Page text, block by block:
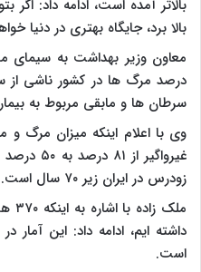
بالاتر آمده است، ادامه داد:
بالا برد، جایگاه بهتری در دنیا
سرطان ها و مابقی مربوط به
وی با اعلام اینکه میزان مرگ
زودرس در ایران زیر ۷۰ سال است.
است.